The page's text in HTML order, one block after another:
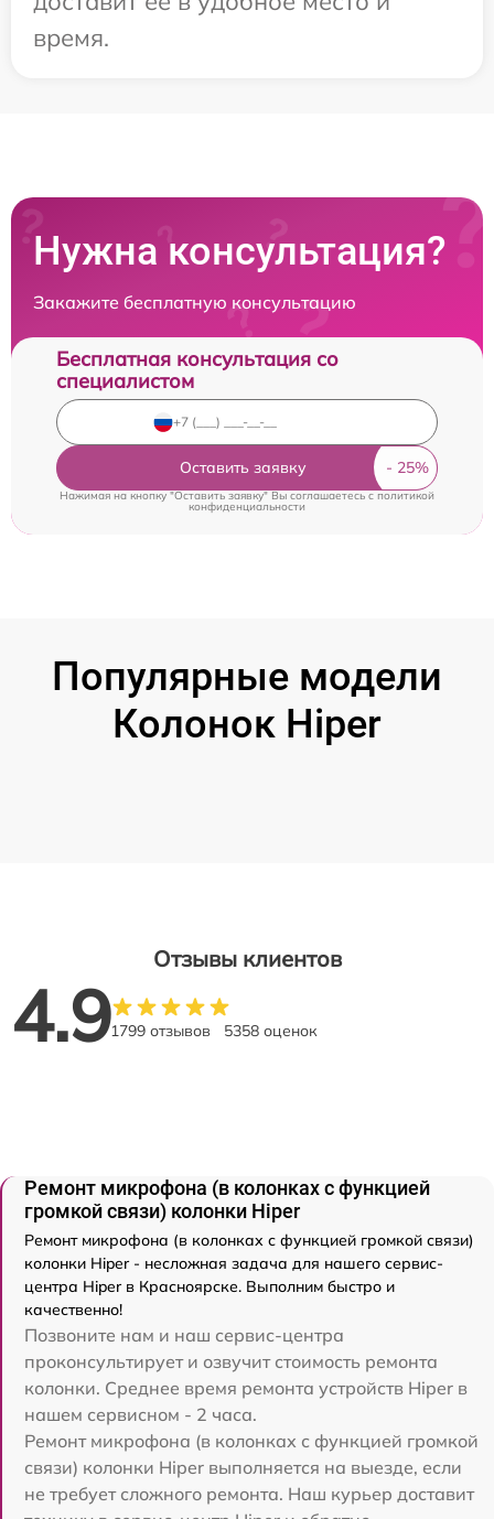
время.
Нужна консультация?
Закажите бесплатную консультацию
Бесплатная консультация со
специалистом
Оставить заявку
Нажимая на кнопку "Оставить заявку" Вы соглашаетесь cполитикой
конфиденциальности
Популярные модели
Колонок Hiper
Отзывы клиентов
4.91799 отзывов 5358 оценок
Ремонт микрофона (в колонках с функцией
громкой связи) колонки Hiper
Ремонт микрофона (в колонках с функцией громкой связи)
колонки Hiper - несложная задача для нашего сервис-
центра Hiper в Красноярске. Выполним быстро и
качественно!
Позвоните нам и наш сервис-центра
проконсультирует и озвучит стоимость ремонта
колонки. Среднее время ремонта устройств Hiper в
нашем сервисном - 2 часа.
Ремонт микрофона (в колонках с функцией громкой
связи) колонки Hiper выполняется на выезде, если
не требует сложного ремонта. Наш курьер доставит